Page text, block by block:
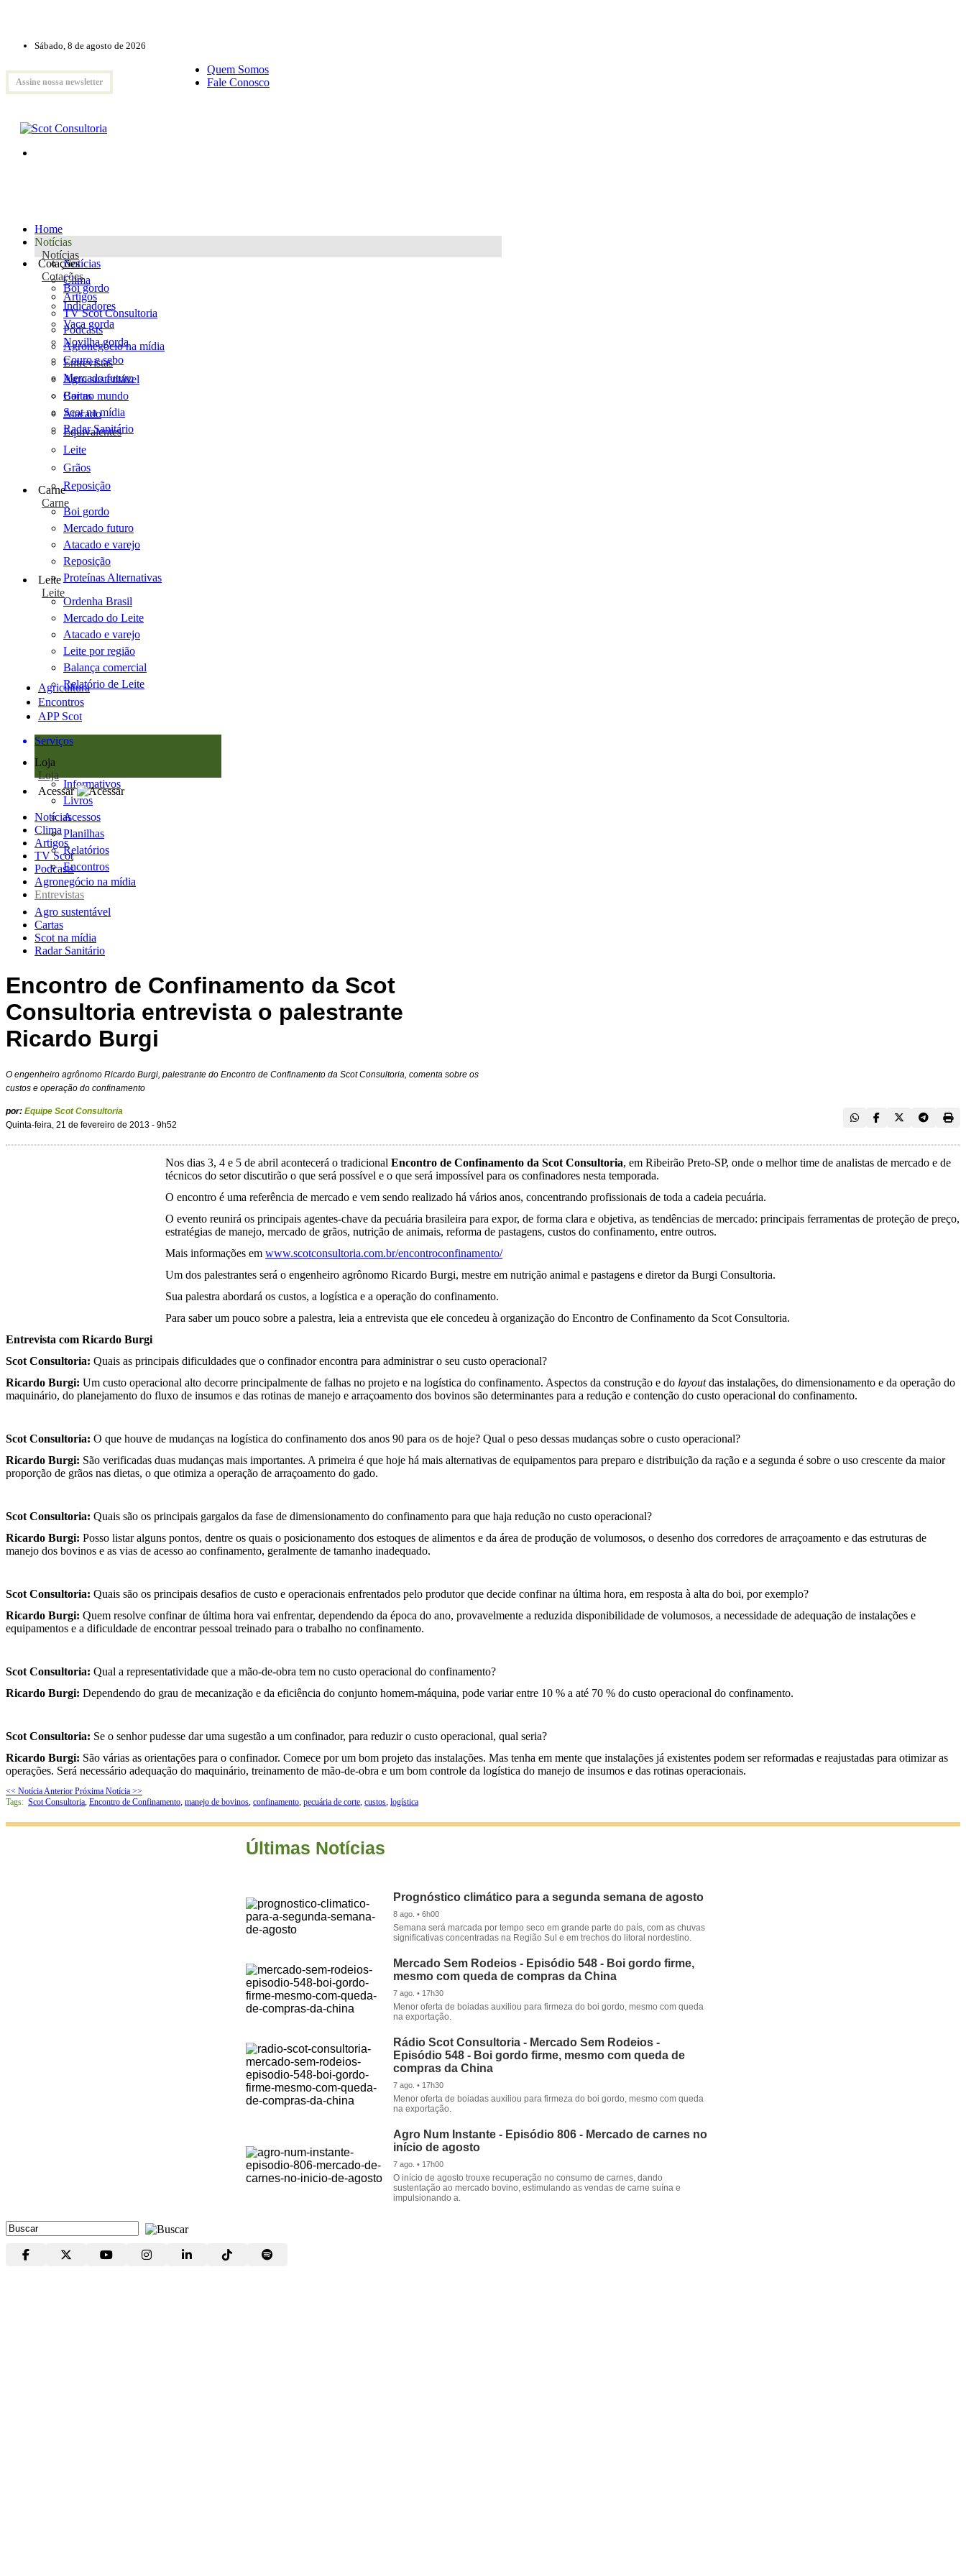
Sábado, 8 de agosto de 2026
Assine nossa newsletter
Quem Somos
Fale Conosco
Home
Notícias
Notícias
Notícias
Clima
Artigos
TV Scot Consultoria
Podcasts
Agronegócio na mídia
Entrevistas
Agro sustentável
Cartas
Scot na mídia
Radar Sanitário
Cotações
Cotações
Boi gordo
Indicadores
Vaca gorda
Novilha gorda
Couro e sebo
Mercado futuro
Boi no mundo
Atacado
Equivalentes
Leite
Grãos
Reposição
Carne
Carne
Boi gordo
Mercado futuro
Atacado e varejo
Reposição
Proteínas Alternativas
Leite
Leite
Ordenha Brasil
Mercado do Leite
Atacado e varejo
Leite por região
Balança comercial
Relatório de Leite
Agricultura
Encontros
APP Scot
Serviços
Loja
Loja
Informativos
Livros
Acessos
Planilhas
Relatórios
Encontros
Acessar
Notícias
Clima
Artigos
TV Scot
Podcasts
Agronegócio na mídia
Entrevistas
Agro sustentável
Cartas
Scot na mídia
Radar Sanitário
Encontro de Confinamento da Scot
Consultoria entrevista o palestrante
Ricardo Burgi
O engenheiro agrônomo Ricardo Burgi, palestrante do Encontro de Confinamento da Scot Consultoria, comenta sobre os
custos e operação do confinamento
por: Equipe Scot Consultoria
Quinta-feira, 21 de fevereiro de 2013 - 9h52
Nos dias 3, 4 e 5 de abril acontecerá o tradicional Encontro de Confinamento da Scot Consultoria, em Ribeirão Preto-SP, onde o melhor time de analistas de mercado e de
técnicos do setor discutirão o que será possível e o que será impossível para os confinadores nesta temporada.
O encontro é uma referência de mercado e vem sendo realizado há vários anos, concentrando profissionais de toda a cadeia pecuária.
O evento reunirá os principais agentes-chave da pecuária brasileira para expor, de forma clara e objetiva, as tendências de mercado: principais ferramentas de proteção de preço,
estratégias de manejo, mercado de grãos, nutrição de animais, reforma de pastagens, custos do confinamento, entre outros.
Mais informações em www.scotconsultoria.com.br/encontroconfinamento/
Um dos palestrantes será o engenheiro agrônomo Ricardo Burgi, mestre em nutrição animal e pastagens e diretor da Burgi Consultoria.
Sua palestra abordará os custos, a logística e a operação do confinamento.
Para saber um pouco sobre a palestra, leia a entrevista que ele concedeu à organização do Encontro de Confinamento da Scot Consultoria.
Entrevista com Ricardo Burgi
Scot Consultoria: Quais as principais dificuldades que o confinador encontra para administrar o seu custo operacional?
Ricardo Burgi: Um custo operacional alto decorre principalmente de falhas no projeto e na logística do confinamento. Aspectos da construção e do layoutdas instalações, do dimensionamento e da operação do
maquinário, do planejamento do fluxo de insumos e das rotinas de manejo e arraçoamento dos bovinos são determinantes para a redução e contenção do custo operacional do confinamento.
Scot Consultoria: O que houve de mudanças na logística do confinamento dos anos 90 para os de hoje? Qual o peso dessas mudanças sobre o custo operacional?
Ricardo Burgi: São verificadas duas mudanças mais importantes. A primeira é que hoje há mais alternativas de equipamentos para preparo e distribuição da ração e a segunda é sobre o uso crescente da maior
proporção de grãos nas dietas, o que otimiza a operação de arraçoamento do gado.
Scot Consultoria: Quais são os principais gargalos da fase de dimensionamento do confinamento para que haja redução no custo operacional?
Ricardo Burgi: Posso listar alguns pontos, dentre os quais o posicionamento dos estoques de alimentos e da área de produção de volumosos, o desenho dos corredores de arraçoamento e das estruturas de
manejo dos bovinos e as vias de acesso ao confinamento, geralmente de tamanho inadequado.
Scot Consultoria: Quais são os principais desafios de custo e operacionais enfrentados pelo produtor que decide confinar na última hora, em resposta à alta do boi, por exemplo?
Ricardo Burgi: Quem resolve confinar de última hora vai enfrentar, dependendo da época do ano, provavelmente a reduzida disponibilidade de volumosos, a necessidade de adequação de instalações e
equipamentos e a dificuldade de encontrar pessoal treinado para o trabalho no confinamento.
Scot Consultoria: Qual a representatividade que a mão-de-obra tem no custo operacional do confinamento?
Ricardo Burgi: Dependendo do grau de mecanização e da eficiência do conjunto homem-máquina, pode variar entre 10 % a até 70 % do custo operacional do confinamento.
Scot Consultoria: Se o senhor pudesse dar uma sugestão a um confinador, para reduzir o custo operacional, qual seria?
Ricardo Burgi: São várias as orientações para o confinador. Comece por um bom projeto das instalações. Mas tenha em mente que instalações já existentes podem ser reformadas e reajustadas para otimizar as
operações. Será necessário adequação do maquinário, treinamento de mão-de-obra e um bom controle da logística do manejo de insumos e das rotinas operacionais.
<< Notícia Anterior Próxima Notícia >>
Tags: Scot Consultoria, Encontro de Confinamento, manejo de bovinos, confinamento, pecuária de corte, custos, logística
Últimas Notícias
Prognóstico climático para a segunda semana de agosto
8 ago. • 6h00
Semana será marcada por tempo seco em grande parte do país, com as chuvas
significativas concentradas na Região Sul e em trechos do litoral nordestino.
Mercado Sem Rodeios - Episódio 548 - Boi gordo firme,
mesmo com queda de compras da China
7 ago. • 17h30
Menor oferta de boiadas auxiliou para firmeza do boi gordo, mesmo com queda
na exportação.
Rádio Scot Consultoria - Mercado Sem Rodeios -
Episódio 548 - Boi gordo firme, mesmo com queda de
compras da China
7 ago. • 17h30
Menor oferta de boiadas auxiliou para firmeza do boi gordo, mesmo com queda
na exportação.
Agro Num Instante - Episódio 806 - Mercado de carnes no
início de agosto
7 ago. • 17h00
O início de agosto trouxe recuperação no consumo de carnes, dando
sustentação ao mercado bovino, estimulando as vendas de carne suína e
impulsionando a.